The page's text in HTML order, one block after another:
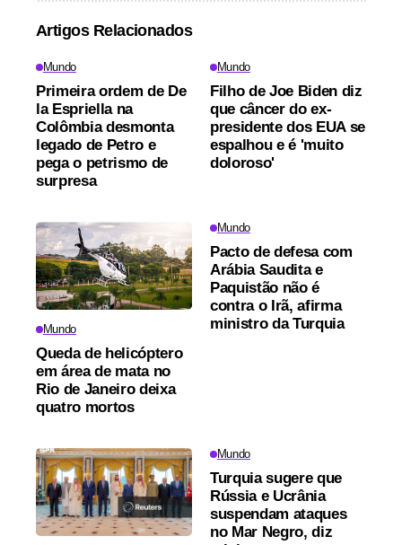
Artigos Relacionados
Mundo
Primeira ordem de De
la Espriella na
Colômbia desmonta
legado de Petro e
pega o petrismo de
surpresa
Mundo
Filho de Joe Biden diz
que câncer do ex-
presidente dos EUA se
espalhou e é 'muito
doloroso'
Mundo
Queda de helicóptero
em área de mata no
Rio de Janeiro deixa
quatro mortos
Mundo
Pacto de defesa com
Arábia Saudita e
Paquistão não é
contra o Irã, afirma
ministro da Turquia
Mundo
Turquia sugere que
Rússia e Ucrânia
suspendam ataques
no Mar Negro, diz